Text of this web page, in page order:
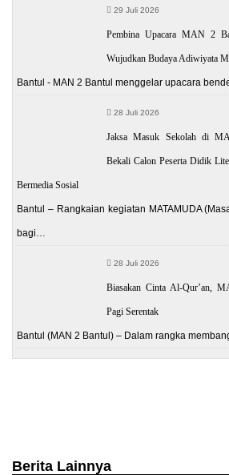
29 Juli 2026
Pembina Upacara MAN 2
Wujudkan Budaya Adiwiyata
Bantul - MAN 2 Bantul menggelar upacara
28 Juli 2026
Jaksa Masuk Sekolah di
Bekali Calon Peserta Didik
Bermedia Sosial
Bantul – Rangkaian kegiatan MATAMUDA
bagi…
28 Juli 2026
Biasakan Cinta Al-Qur’an,
Pagi Serentak
Bantul (MAN 2 Bantul) – Dalam rangka
Berita Lainnya